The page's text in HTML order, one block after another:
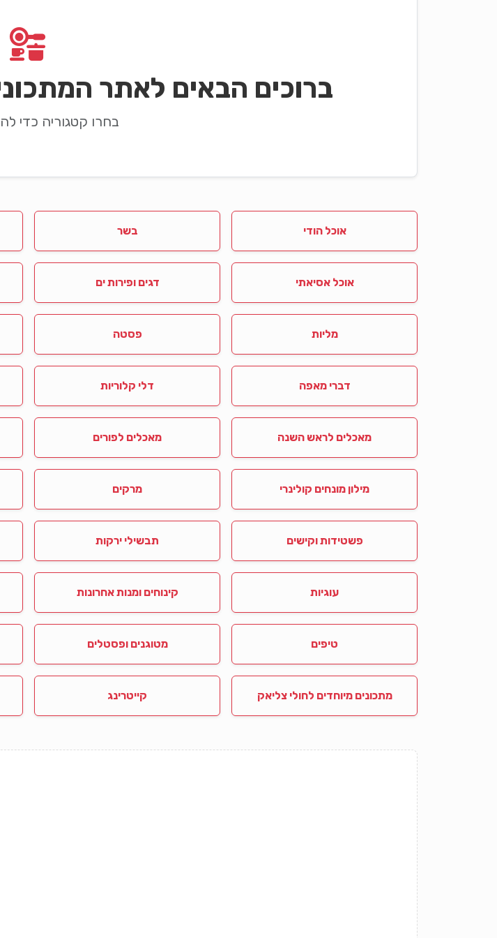
ברוכים הבאים לאתר
בחרו קטגוריה כדי
אוכל הודי בשר
אוכל אסיאתי דגים ופירות ים
מליות פסטה
דברי מאפה דלי קלוריות
מאכלים לראש השנה מאכלים לפורים
מילון מונחים קולינרי מרקים
פשטידות וקישים תבשילי ירקות
עוגיות קינוחים ומנות אחרונות
טיפים מטוגנים ופסטלים
מתכונים מיוחדים לחולי צליאק קייטרינג